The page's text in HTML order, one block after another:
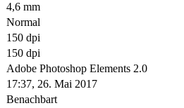
4,6 mm
Normal
150 dpi
150 dpi
Adobe Photoshop Elements 2.0
17:37, 26. Mai 2017
Benachbart